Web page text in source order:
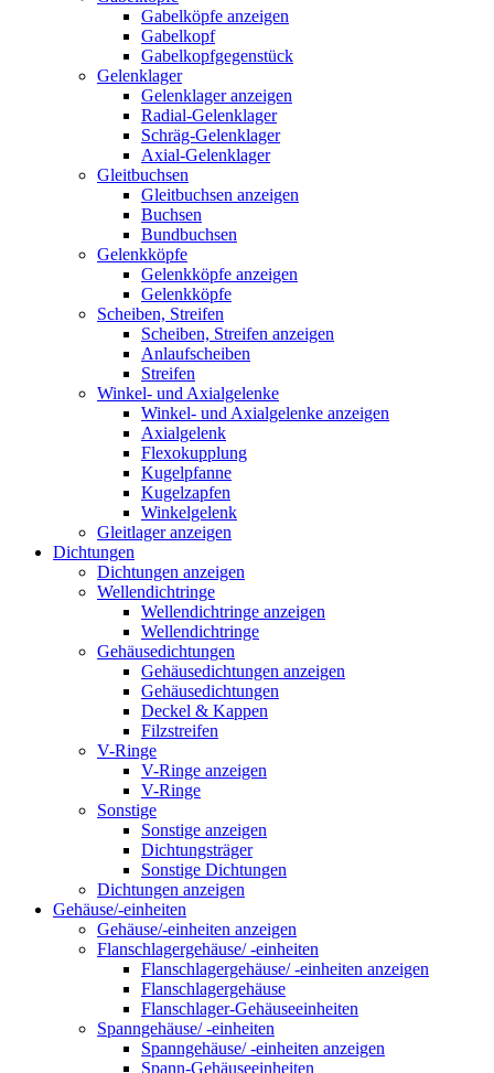
Gabelköpfe anzeigen
Gabelkopf
Gabelkopfgegenstück
Gelenklager
Gelenklager anzeigen
Radial-Gelenklager
Schräg-Gelenklager
Axial-Gelenklager
Gleitbuchsen
Gleitbuchsen anzeigen
Buchsen
Bundbuchsen
Gelenkköpfe
Gelenkköpfe anzeigen
Gelenkköpfe
Scheiben, Streifen
Scheiben, Streifen anzeigen
Anlaufscheiben
Streifen
Winkel- und Axialgelenke
Winkel- und Axialgelenke anzeigen
Axialgelenk
Flexokupplung
Kugelpfanne
Kugelzapfen
Winkelgelenk
Gleitlager anzeigen
Dichtungen
Dichtungen anzeigen
Wellendichtringe
Wellendichtringe anzeigen
Wellendichtringe
Gehäusedichtungen
Gehäusedichtungen anzeigen
Gehäusedichtungen
Deckel & Kappen
Filzstreifen
V-Ringe
V-Ringe anzeigen
V-Ringe
Sonstige
Sonstige anzeigen
Dichtungsträger
Sonstige Dichtungen
Dichtungen anzeigen
Gehäuse/-einheiten
Gehäuse/-einheiten anzeigen
Flanschlagergehäuse/ -einheiten
Flanschlagergehäuse/ -einheiten anzeigen
Flanschlagergehäuse
Flanschlager-Gehäuseeinheiten
Spanngehäuse/ -einheiten
Spanngehäuse/ -einheiten anzeigen
Spann-Gehäuseeinheiten